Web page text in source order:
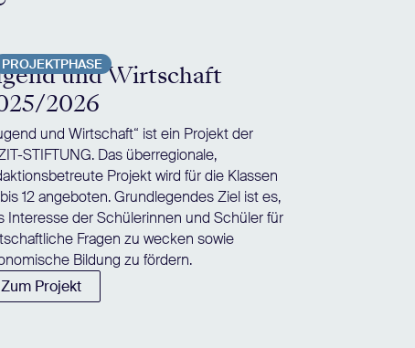
PROJEKTPHASEund Wirtschaft
2026
und Wirtschaft“ ist ein Projekt der
STIFTUNG. Das überregionale,
Projekt wird für die Klassen
12 angeboten. Grundlegendes Ziel ist es,
Interesse der Schülerinnen und Schüler für
Fragen zu wecken sowie
Bildung zu fördern.
Zum Projekt